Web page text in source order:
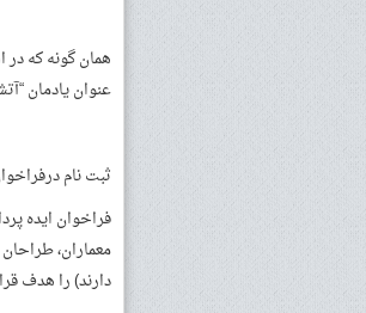
همان گونه که
عنوان یادمان
ثبت نام
فراخوان ایده­
معماران،
دارند) را هدف